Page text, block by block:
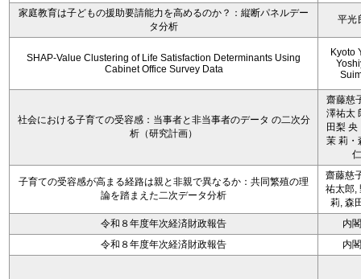
家庭教育は子どもの援助要請能力を高めるのか？：縦断パネルデー
タ分析
平光
SHAP-Value Clustering of Life Satisfaction Determinants Using
Cabinet Office Survey Data
Kyoto
社会における子育ての受容感：当事者と非当事者のデータ の二次分
析（研究計画）
齋藤慈
澤祐太
田梨 央
茉 莉・
仁
子育ての受容感が高まる経路は親と非親で異なるか：共同繁殖の理
論を踏まえた二次データ分析
齋藤慈
祐太郎,
莉, 森
令和８年度年次経済財政報告
内
令和８年度年次経済財政報告
内